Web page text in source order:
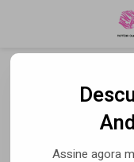
Mais
Assine agora